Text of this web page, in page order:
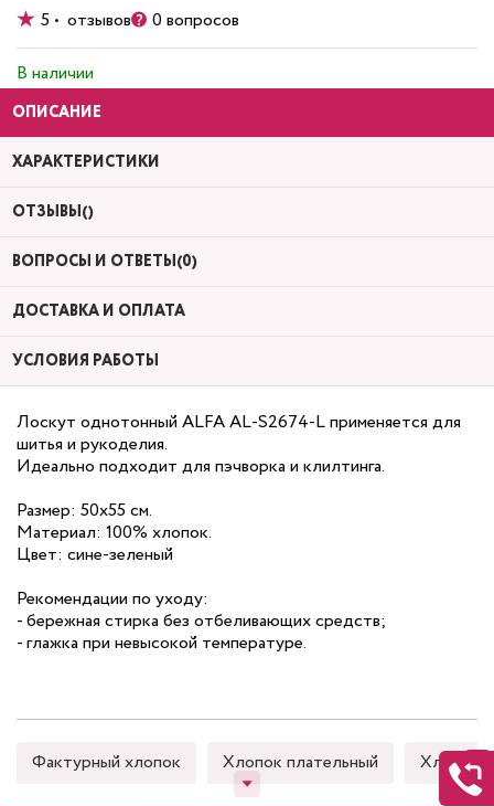
5 • отзывов 0 вопросов
В наличии
ОПИСАНИЕ
ХАРАКТЕРИСТИКИ
ОТЗЫВЫ()
ВОПРОСЫ И ОТВЕТЫ(0)
ДОСТАВКА И ОПЛАТА
УСЛОВИЯ РАБОТЫ
Лоскут однотонный ALFA AL-S2674-L применяется для
шитья и рукоделия.
Идеально подходит для пэчворка и клилтинга.
Размер: 50х55 см.
Материал: 100% хлопок.
Цвет: сине-зеленый
Рекомендации по уходу:
- бережная стирка без отбеливающих средств;
- глажка при невысокой температуре.
Фактурный хлопок Хлопок плательный Хлопок